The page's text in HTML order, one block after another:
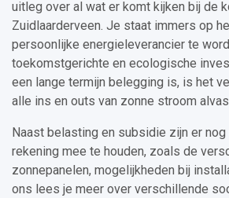
uitleg over al wat er komt kijken bij de
Zuidlaarderveen. Je staat immers op
persoonlijke energieleverancier te
toekomstgerichte en ecologische
een lange termijn belegging is, is het
alle ins en outs van zonne stroom
Naast belasting en subsidie zijn er
rekening mee te houden, zoals de
zonnepanelen, mogelijkheden bij
ons lees je meer over verschillende